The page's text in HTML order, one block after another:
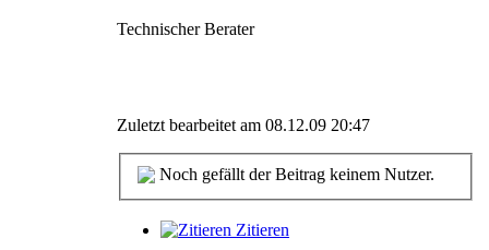
Technischer Berater
Zuletzt bearbeitet am 08.12.09 20:47
Noch gefällt der Beitrag keinem Nutzer.
Zitieren